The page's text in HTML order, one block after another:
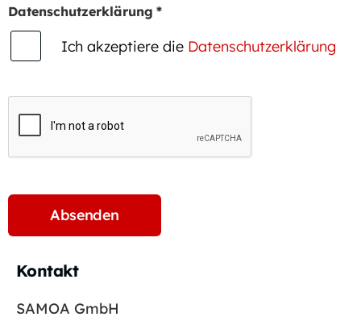
Datenschutzerklärung *
Ich akzeptiere die Datenschutzerklärung
Kontakt
SAMOA GmbH